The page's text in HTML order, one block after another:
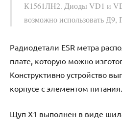
К1561ЛН2. Диоды VD1 и
возможно использовать Д9,
Радиодетали ESR метра
плате, которую можно
Конструктивно устройство
корпусе с элементом питания.
Щуп Х1 выполнен в виде